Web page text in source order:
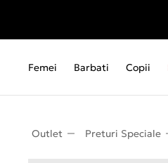
Femei Barbati Copii
Outlet Preturi Speciale